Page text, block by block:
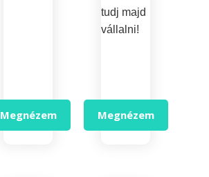
Megnézem
tudj majd
vállalni!
Megnézem